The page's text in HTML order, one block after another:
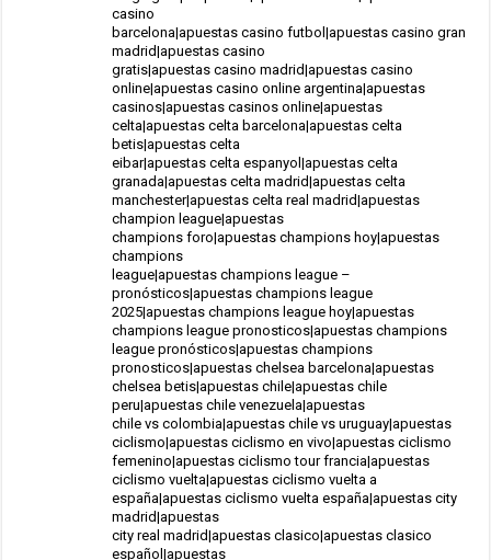
casino
barcelona|apuestas casino futbol|apuestas casino gran
madrid|apuestas casino
gratis|apuestas casino madrid|apuestas casino
online|apuestas casino online argentina|apuestas
casinos|apuestas casinos online|apuestas
celta|apuestas celta barcelona|apuestas celta
betis|apuestas celta
eibar|apuestas celta espanyol|apuestas celta
granada|apuestas celta madrid|apuestas celta
manchester|apuestas celta real madrid|apuestas
champion league|apuestas
champions foro|apuestas champions hoy|apuestas
champions
league|apuestas champions league –
pronósticos|apuestas champions league
2025|apuestas champions league hoy|apuestas
champions league pronosticos|apuestas champions
league pronósticos|apuestas champions
pronosticos|apuestas chelsea barcelona|apuestas
chelsea betis|apuestas chile|apuestas chile
peru|apuestas chile venezuela|apuestas
chile vs colombia|apuestas chile vs uruguay|apuestas
ciclismo|apuestas ciclismo en vivo|apuestas ciclismo
femenino|apuestas ciclismo tour francia|apuestas
ciclismo vuelta|apuestas ciclismo vuelta a
españa|apuestas ciclismo vuelta españa|apuestas city
madrid|apuestas
city real madrid|apuestas clasico|apuestas clasico
español|apuestas